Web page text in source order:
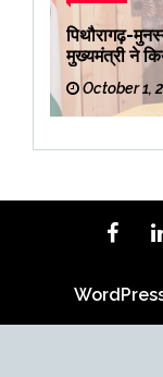
पिथौरागढ़-
मुख्यमंत्री ने
October 1,